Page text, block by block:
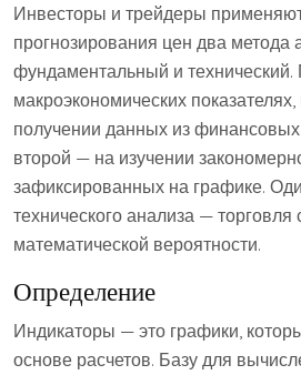
Инвесторы и трейдеры
прогнозирования цен два метода
фундаментальный и
макроэкономических
получении данных из финансовых
второй — на изучении
зафиксированных на графике.
технического анализа —
математической вероятности.
Определение
Индикаторы — это графики,
основе расчетов. Базу для